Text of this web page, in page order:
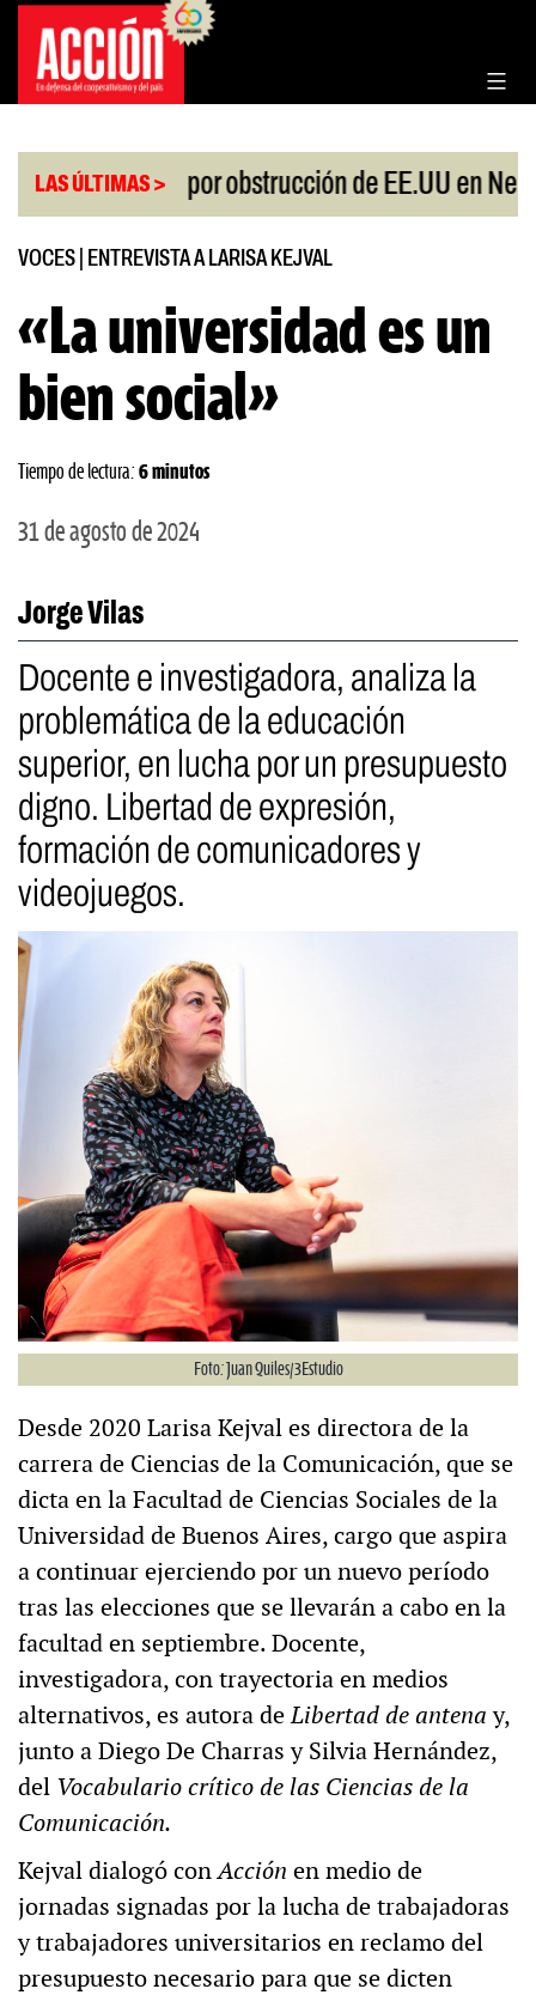
Saltar
contenido
LAS ÚLTIMAS >
por obstrucción de EE.UU en Neuquén |
VOCES ENTREVISTA A LARISA KEJVAL
«La universidad es un
bien social»
Tiempo de lectura: 6 minutos
31 de agosto de 2024
Jorge Vilas
Docente e investigadora, analiza la
problemática de la educación
superior, en lucha por un presupuesto
digno. Libertad de expresión,
formación de comunicadores y
videojuegos.
Foto: Juan Quiles/3Estudio
Desde 2020 Larisa Kejval es directora de la
carrera de Ciencias de la Comunicación, que se
dicta en la Facultad de Ciencias Sociales de la
Universidad de Buenos Aires, cargo que aspira
a continuar ejerciendo por un nuevo período
tras las elecciones que se llevarán a cabo en la
facultad en septiembre. Docente,
investigadora, con trayectoria en medios
alternativos, es autora deLibertad de antenay,
junto a Diego De Charras y Silvia Hernández,
del Vocabulario crítico de las Ciencias de la
Comunicación.
Kejval dialogó conAcción en medio de
jornadas signadas por la lucha de trabajadoras
y trabajadores universitarios en reclamo del
presupuesto necesario para que se dicten